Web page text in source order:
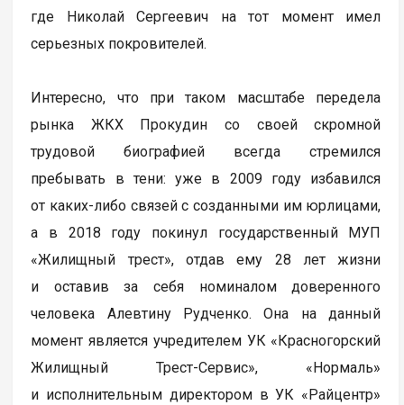
где Николай Сергеевич на тот момент имел
серьезных покровителей.
Интересно, что при таком масштабе передела
рынка ЖКХ Прокудин со своей скромной
трудовой биографией всегда стремился
пребывать в тени: уже в 2009 году избавился
от каких-либо связей с созданными им юрлицами,
а в 2018 году покинул государственный МУП
«Жилищный трест», отдав ему 28 лет жизни
и оставив за себя номиналом доверенного
человека Алевтину Рудченко. Она на данный
момент является учредителем УК «Красногорский
Жилищный Трест-Сервис», «Нормаль»
и исполнительным директором в УК «Райцентр»